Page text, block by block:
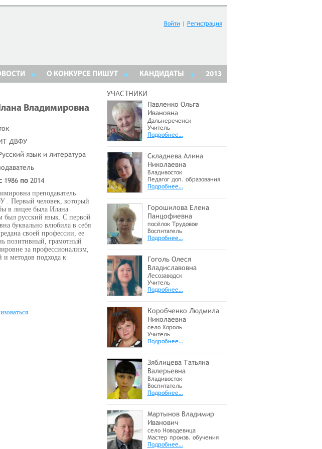
Войти | Регистрация
О КОНКУРСЕ ПИШУТ КАНДИДАТЫ 2013
Владимировна
ДВФУ
язык и литература
1986по 2014
преподаватель
. Первый человек, который
в лицее была Илана
был русский язык. С первой
буквально влюбила в себя
своей профессии, ее
позитивный, грамотный
за профессионализм,
и методов подхода к
.
УЧАСТНИКИ
Павленко Ольга
Ивановна
Дальнереченск
Учитель
Подробнее…
Складнева Алина
Николаевна
Владивосток
Педагог доп. образования
Подробнее…
Горошилова Елена
Панцофиевна
посёлок Трудовое
Воспитатель
Подробнее…
Гоголь Олеся
Владиславовна
Лесозаводск
Учитель
Подробнее…
Коробченко Людмила
Николаевна
село Хороль
Учитель
Подробнее…
Зяблицева Татьяна
Валерьевна
Владивосток
Воспитатель
Подробнее…
Мартынов Владимир
Иванович
село Новодевица
Мастер произв. обучения
Подробнее…